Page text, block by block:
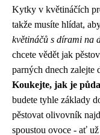
Kytky v květináčích
takže musíte hlídat,
květináčů s dírami na
chcete vědět jak
parných dnech zalejte
Koukejte, jak je
budete tyhle základy
pěstovat olivovník
spoustou ovoce - ať